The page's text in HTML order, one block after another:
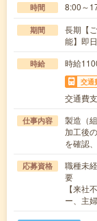
時間 8:00～
期間
長期【
能】即
時給 時給
交通
交通費
仕事内容
製造（
加工後
を確認
応募資格
職種未
要
【来社
ー、主